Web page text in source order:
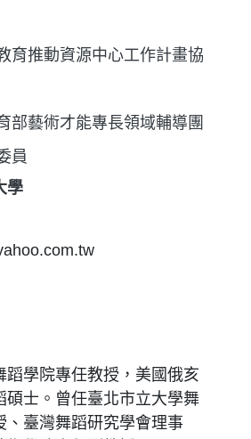
育推動資源中心工作計畫協
部藝術才能專長領域輔導團
員
學
蹈學院專任教授，美國俄亥
碩士。曾任臺北市立大學舞
、臺灣舞蹈研究學會理事